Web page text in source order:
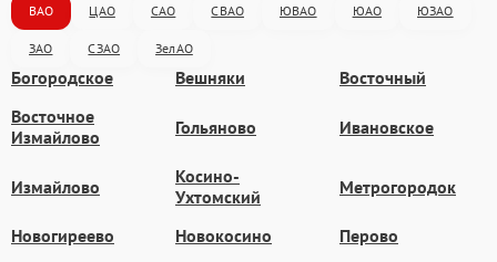
ВАО ЦАО САО СВАО ЮВАО ЮАО ЮЗАО
ЗАО СЗАО ЗелАО
Богородское Вешняки
Восточный
Восточное
Измайлово
Гольяново Ивановское
Измайлово
Косино-
Ухтомский
Метрогородок
Новогиреево Новокосино Перово